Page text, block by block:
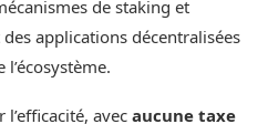
de staking et
applications décentralisées
avec aucune taxe